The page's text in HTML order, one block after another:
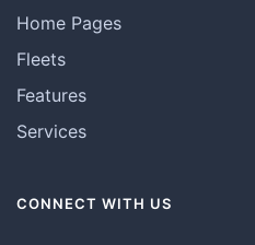
Home Pages
Fleets
Features
Services
CONNECT WITH US